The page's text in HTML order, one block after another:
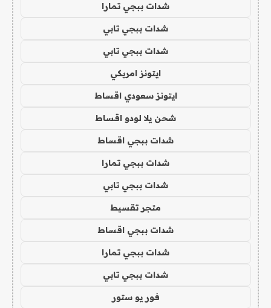
شدات ببجي تمارا
شدات ببجي تابي
شدات ببجي تابي
ايتونز امريكي
ايتونز سعودي اقساط
شحن يلا لودو اقساط
شدات ببجي اقساط
شدات ببجي تمارا
شدات ببجي تابي
متجر تقسيط
شدات ببجي اقساط
شدات ببجي تمارا
شدات ببجي تابي
فور يو ستور